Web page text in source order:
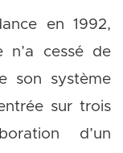
en 1992,
n’a cessé de
son système
sur trois
d’un